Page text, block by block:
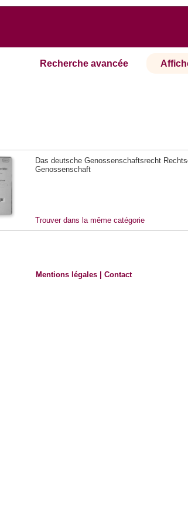
Recherche avancée
Das deutsche Genossenschaftsrecht
Genossenschaft
Trouver dans la même catégorie
Mentions légales |Contact